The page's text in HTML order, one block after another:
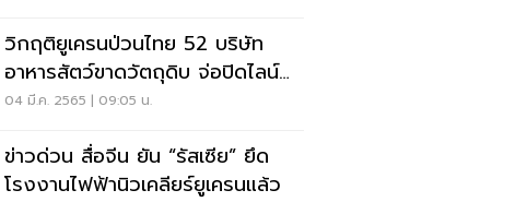
วิกฤติยูเครนป่วนไทย 52 บริษัท
อาหารสัตว์ขาดวัตถุดิบ จ่อปิดไลน์
ผลิต
04 มี.ค. 2565 | 09:05 น.
ข่าวด่วน สื่อจีน ยัน “รัสเซีย” ยึด
โรงงานไฟฟ้านิวเคลียร์ยูเครนแล้ว